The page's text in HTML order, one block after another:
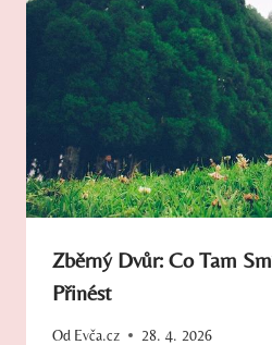
Zběrný Dvůr: Co Tam
Přinést
Od Evča.cz 28. 4. 2026